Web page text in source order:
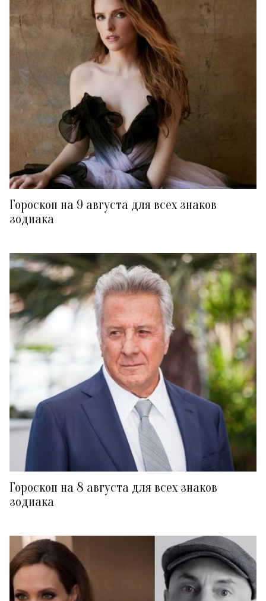
Гороскоп на 9 августа для всех знаков
зодиака
Гороскоп на 8 августа для всех знаков
зодиака